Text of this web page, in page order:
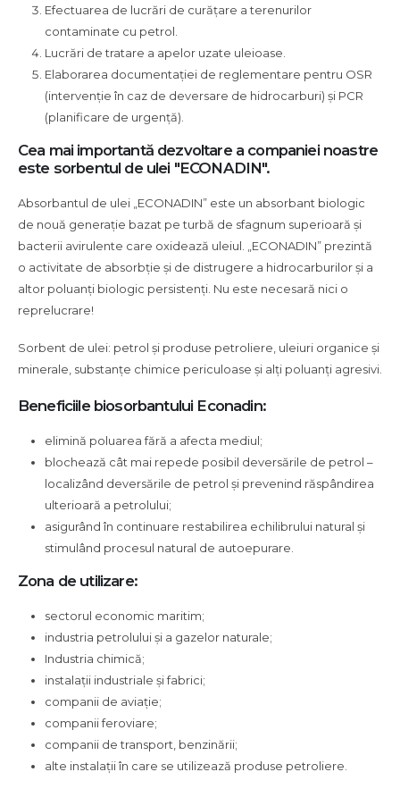
Efectuarea de lucrări de curățare a terenurilor
contaminate cu petrol.
Lucrări de tratare a apelor uzate uleioase.
Elaborarea documentației de reglementare pentru OSR
(intervenție în caz de deversare de hidrocarburi) și PCR
(planificare de urgență).
Cea mai importantă dezvoltare a companiei noastre
este sorbentul de ulei "ECONADIN".
Absorbantul de ulei „ECONADIN” este un absorbant biologic
de nouă generație bazat pe turbă de sfagnum superioară și
bacterii avirulente care oxidează uleiul. „ECONADIN” prezintă
o activitate de absorbție și de distrugere a hidrocarburilor și a
altor poluanți biologic persistenți. Nu este necesară nici o
reprelucrare!
Sorbent de ulei: petrol și produse petroliere, uleiuri organice și
minerale, substanțe chimice periculoase și alți poluanți agresivi.
Beneficiile biosorbantului Econadin:
elimină poluarea fără a afecta mediul;
blochează cât mai repede posibil deversările de petrol –
localizând deversările de petrol și prevenind răspândirea
ulterioară a petrolului;
asigurând în continuare restabilirea echilibrului natural și
stimulând procesul natural de autoepurare.
Zona de utilizare:
sectorul economic maritim;
industria petrolului și a gazelor naturale;
Industria chimică;
instalații industriale și fabrici;
companii de aviație;
companii feroviare;
companii de transport, benzinării;
alte instalații în care se utilizează produse petroliere.